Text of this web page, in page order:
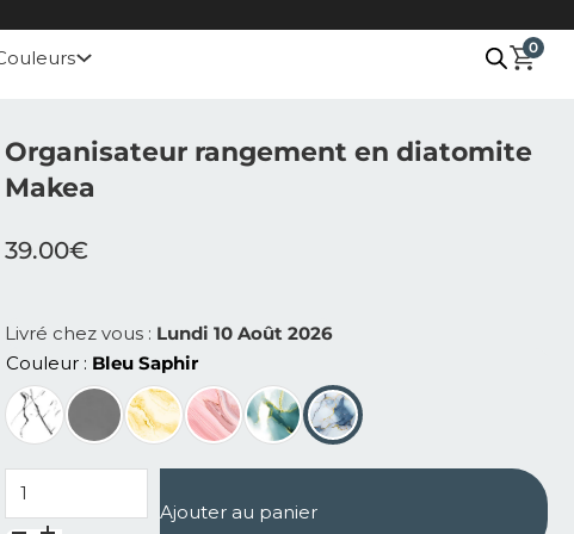
0
Organisateur rangement en diatomite
Makea
39.00€
Livré chez vous : Lundi 10 Août 2026
Couleur
Bleu Saphir
quantité de Organisateur rangement en diatomite Makea
Ajouter au panier